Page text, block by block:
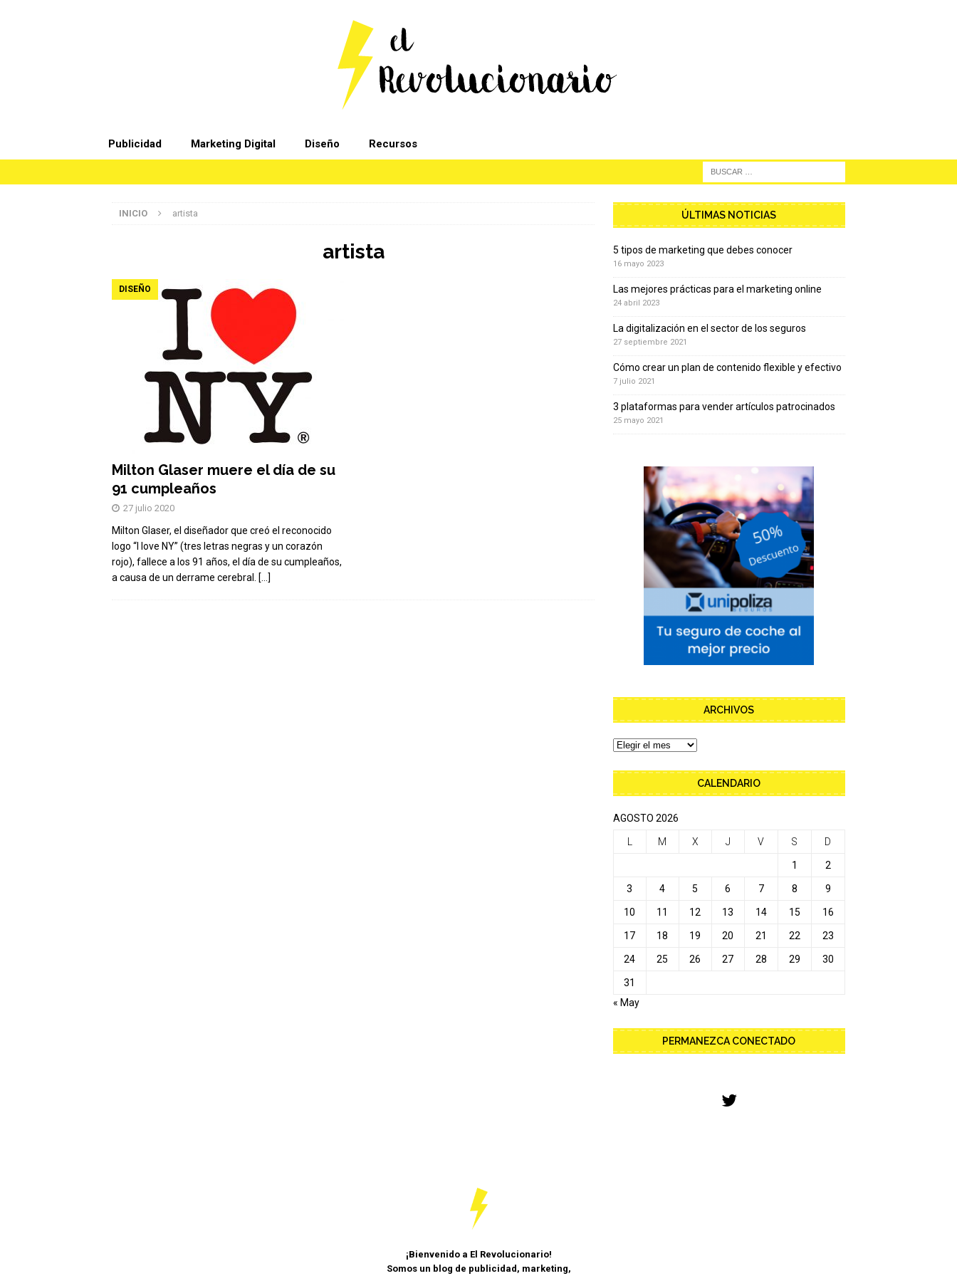
Publicidad Marketing Digital Diseño Recursos
INICIO artista
artista
DISEÑO
Milton Glaser muere el día de su
91 cumpleaños
27 julio 2020
Milton Glaser, el diseñador que creó el reconocido
logo “I love NY” (tres letras negras y un corazón
rojo), fallece a los 91 años, el día de su cumpleaños,
a causa de un derrame cerebral.
[…]
ÚLTIMAS NOTICIAS
5 tipos de marketing que debes conocer
16 mayo 2023
Las mejores prácticas para el marketing online
24 abril 2023
La digitalización en el sector de los seguros
27 septiembre 2021
Cómo crear un plan de contenido flexible y efectivo
7 julio 2021
3 plataformas para vender artículos patrocinados
25 mayo 2021
ARCHIVOS
CALENDARIO
AGOSTO 2026
M X J V S D
1 2
3 4 5 6 7 8 9
10 11 12 13 14 15 16
17 18 19 20 21 22 23
24 25 26 27 28 29 30
31
« May
PERMANEZCA CONECTADO
¡Bienvenido a El Revolucionario!
Somos un blog de publicidad, marketing,